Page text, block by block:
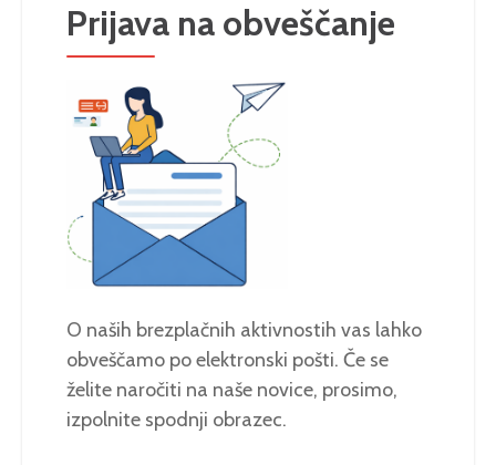
Prijava na obveščanje
O naših brezplačnih aktivnostih vas lahko
obveščamo po elektronski pošti. Če se
želite naročiti na naše novice, prosimo,
izpolnite spodnji obrazec.